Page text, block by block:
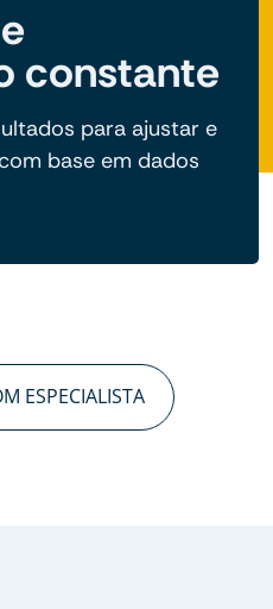
constante
para ajustar e
base em dados
ESPECIALISTA